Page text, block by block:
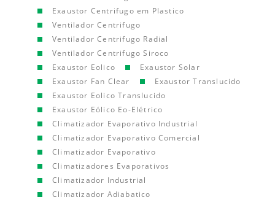
Exaustor Centrifugo em Plastico
Ventilador Centrifugo
Ventilador Centrifugo Radial
Ventilador Centrifugo Siroco
Exaustor Eolico
Exaustor Solar
Exaustor Fan Clear
Exaustor Translucido
Exaustor Eolico Translucido
Exaustor Eólico Eo-Elétrico
Climatizador Evaporativo Industrial
Climatizador Evaporativo Comercial
Climatizador Evaporativo
Climatizadores Evaporativos
Climatizador Industrial
Climatizador Adiabatico